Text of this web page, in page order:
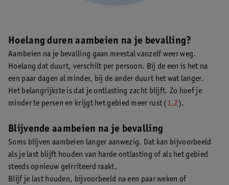
Hoelang duren aambeien na je bevalling?
Aambeien na je bevalling gaan meestal vanzelf weer weg.
Hoelang dat duurt, verschilt per persoon. Bij de een is het na
een paar dagen al minder, bij de ander duurt het wat langer.
Het belangrijkste is dat je ontlasting zacht blijft. Zo hoef je
minder te persen en krijgt het gebied meer rust (1,2).
Blijvende aambeien na je bevalling
Soms blijven aambeien langer aanwezig. Dat kan bijvoorbeeld
als je last blijft houden van harde ontlasting of als het gebied
steeds opnieuw geïrriteerd raakt.
Blijf je last houden, bijvoorbeeld na een paar weken of